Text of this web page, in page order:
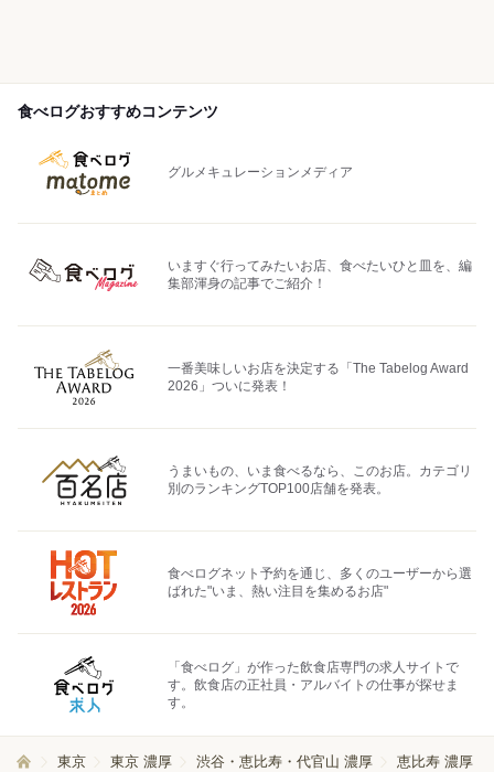
食べログおすすめコンテンツ
グルメキュレーションメディア
いますぐ行ってみたいお店、食べたいひと皿を、編
集部渾身の記事でご紹介！
一番美味しいお店を決定する「The Tabelog Award
2026」ついに発表！
うまいもの、いま食べるなら、このお店。カテゴリ
別のランキングTOP100店舗を発表。
食べログネット予約を通じ、多くのユーザーから選
ばれた"いま、熱い注目を集めるお店"
「食べログ」が作った飲食店専門の求人サイトで
す。飲食店の正社員・アルバイトの仕事が探せま
す。
東京 東京 濃厚 渋谷・恵比寿・代官山 濃厚 恵比寿 濃厚